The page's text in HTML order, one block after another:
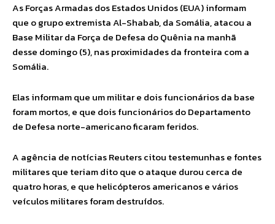
As Forças Armadas dos Estados Unidos (EUA) informam
que o grupo extremista Al-Shabab, da Somália, atacou a
Base Militar da Força de Defesa do Quênia na manhã
desse domingo (5), nas proximidades da fronteira com a
Somália.
Elas informam que um militar e dois funcionários da base
foram mortos, e que dois funcionários do Departamento
de Defesa norte-americano ficaram feridos.
A agência de notícias Reuters citou testemunhas e fontes
militares que teriam dito que o ataque durou cerca de
quatro horas, e que helicópteros americanos e vários
veículos militares foram destruídos.